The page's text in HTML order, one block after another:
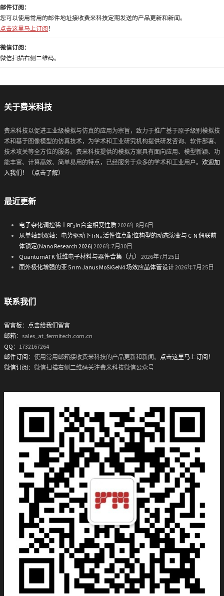
邮件订阅：
您可以使用常用的邮件地址接收费米科技定期发送的产品更新和新闻。
点击这里马上订阅 ！
微信订阅：
微信扫描右侧二维码。
关于费米科技
费米科技以促进工业级模拟与仿真的应用为宗旨，致力于推广基于原子级别模拟技
术和基于图像模型的仿真技术，为学术和工业研究机构提供研发咨询、软件部署、
技术攻关等全方位的服务。费米科技提供的模拟方案具有面向应用、模型新颖、功
能丰富、计算高效、简单易用的特点，已经服务于众多的学术和工业用户。 欢迎加
入我们！（点击了解）
最近更新
电子杂化调控稀土RE₂In合金相变性质2026年8月6日
从单轴到双轴：电势驱动下 IrN₄ 活性位点配位构型的动态演变与 C-N 偶联前
体锁定(Nano Research 2026) 2026年7月30日
QuantumATK 低维电子材料与器件合集（九）
2026年7月25日
面外极化增强的亚 5 nm Janus MoSiGeN4 场效应晶体管设计2026年7月25日
联系我们
留言板 ： 点击给我们留言
邮箱：sales_at_fermitech.com.cn
QQ ：1732167264
邮件订阅 ：使用常用邮箱接收费米科技的产品更新和新闻。 点击这里马上订阅！
微信订阅 ：微信扫描右侧二维码关注费米科技微信公众号